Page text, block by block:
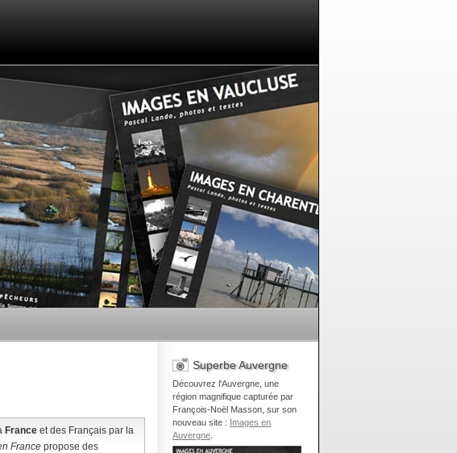
France et des Français par la
France propose des
Superbe Auvergne
Découvrez l'Auvergne, une
région magnifique capturée par
François-Noël Masson, sur son
nouveau site : Images en
Auvergne